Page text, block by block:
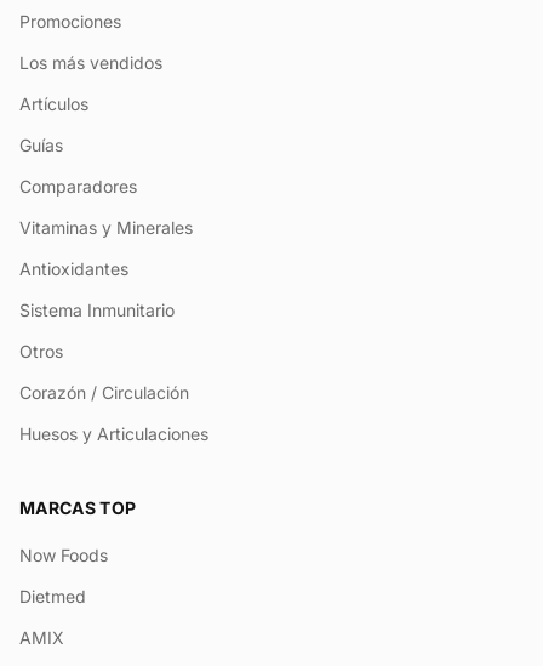
Promociones
Los más vendidos
Artículos
Guías
Comparadores
Vitaminas y Minerales
Antioxidantes
Sistema Inmunitario
Otros
Corazón / Circulación
Huesos y Articulaciones
MARCAS TOP
Now Foods
Dietmed
AMIX